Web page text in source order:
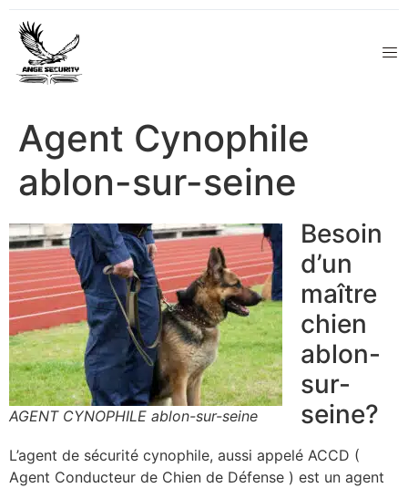
Agent Cynophile
ablon-sur-seine
AGENT CYNOPHILE ablon-sur-seine
Besoin
d’un
maître
chien
ablon-
sur-
seine?
L’agent de sécurité cynophile, aussi appelé ACCD (
Agent Conducteur de Chien de Défense ) est un agent